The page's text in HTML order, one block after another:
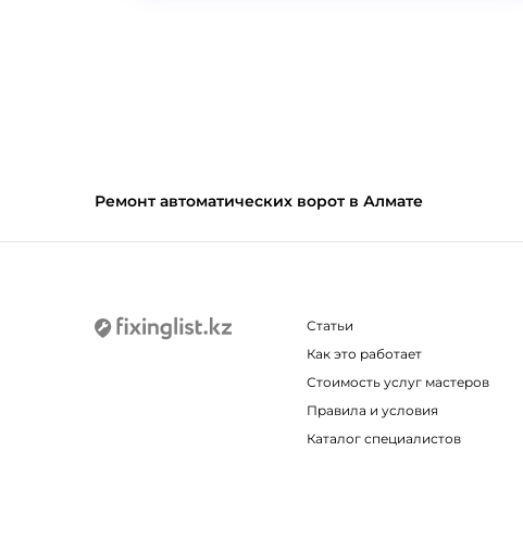
Ремонт автоматических ворот в Алмате
Статьи
Как это работает
Стоимость услуг мастеров
Правила и условия
Каталог специалистов